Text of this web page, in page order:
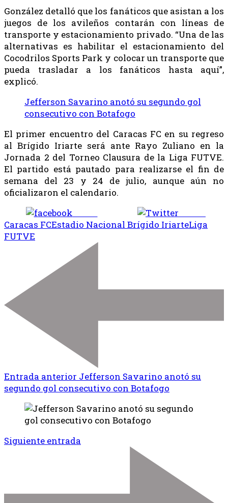
González detalló que los fanáticos que asistan a los
juegos de los avileños contarán con líneas de
transporte y estacionamiento privado. “Una de las
alternativas es habilitar el estacionamiento del
Cocodrilos Sports Park y colocar un transporte que
pueda trasladar a los fanáticos hasta aquí”,
explicó.
Jefferson Savarino anotó su segundo gol
consecutivo con Botafogo
El primer encuentro del Caracas FC en su regreso
al Brígido Iriarte será ante Rayo Zuliano en la
Jornada 2 del Torneo Clausura de la Liga FUTVE.
El partido está pautado para realizarse el fin de
semana del 23 y 24 de julio, aunque aún no
oficializaron el calendario.
Caracas FCEstadio Nacional Brígido IriarteLiga
FUTVE
Entrada anterior Jefferson Savarino anotó su
segundo gol consecutivo con Botafogo
Siguiente entrada